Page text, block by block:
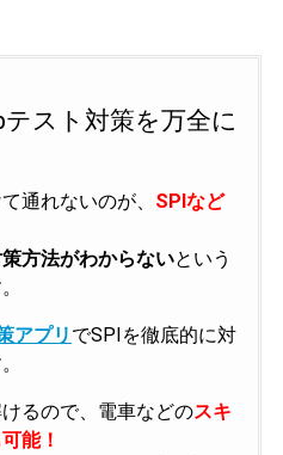
スト対策を万全に
通れないのが、 SPIなど
方法がわからないという
アプリ でSPIを徹底的に対
るので、電車などのスキ
能！